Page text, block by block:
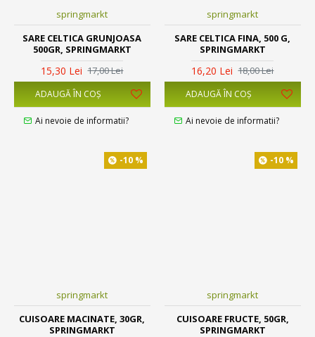
springmarkt
SARE CELTICA GRUNJOASA
500GR, SPRINGMARKT
15,30 Lei 17,00 Lei
ADAUGĂ ÎN COŞ
Ai nevoie de informatii?
springmarkt
SARE CELTICA FINA, 500 G,
SPRINGMARKT
16,20 Lei 18,00 Lei
ADAUGĂ ÎN COŞ
Ai nevoie de informatii?
-10 %
springmarkt
CUISOARE MACINATE, 30GR,
SPRINGMARKT
-10 %
springmarkt
CUISOARE FRUCTE, 50GR,
SPRINGMARKT